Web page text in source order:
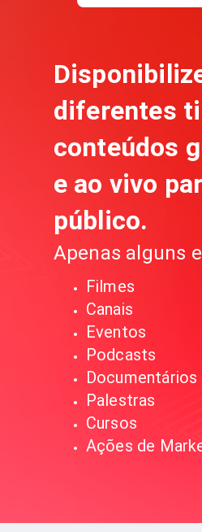
diferentes
conteúdos
e ao vivo
público.
Apenas alguns
Filmes
Canais
Eventos
Podcasts
Documentários
Palestras
Cursos
Ações de